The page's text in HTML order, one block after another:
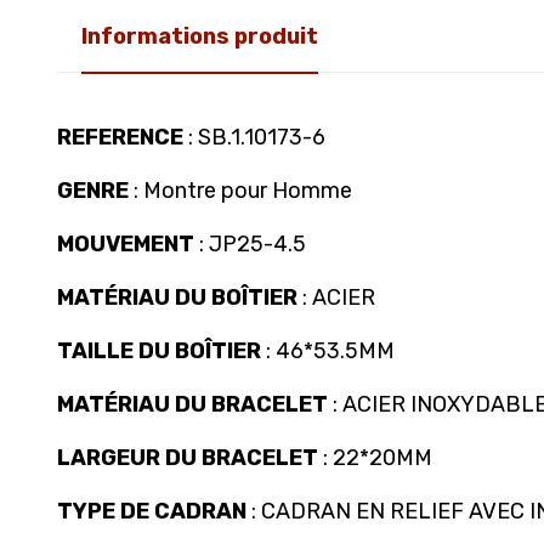
Informations produit
REFERENCE : SB.1.10173-6
GENRE : Montre pour Homme
MOUVEMENT : JP25-4.5
MATÉRIAU DU BOÎTIER : ACIER
TAILLE DU BOÎTIER : 46*53.5MM
MATÉRIAU DU BRACELET : ACIER
LARGEUR DU BRACELET : 22*20MM
TYPE DE CADRAN : CADRAN EN RELIEF AVEC